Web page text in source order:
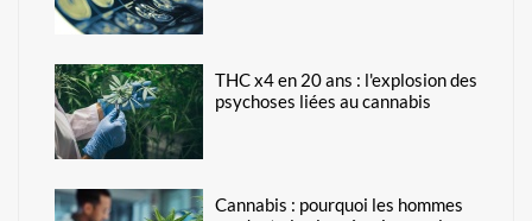
THC x4 en 20 ans : l'explosion des
psychoses liées au cannabis
Cannabis : pourquoi les hommes